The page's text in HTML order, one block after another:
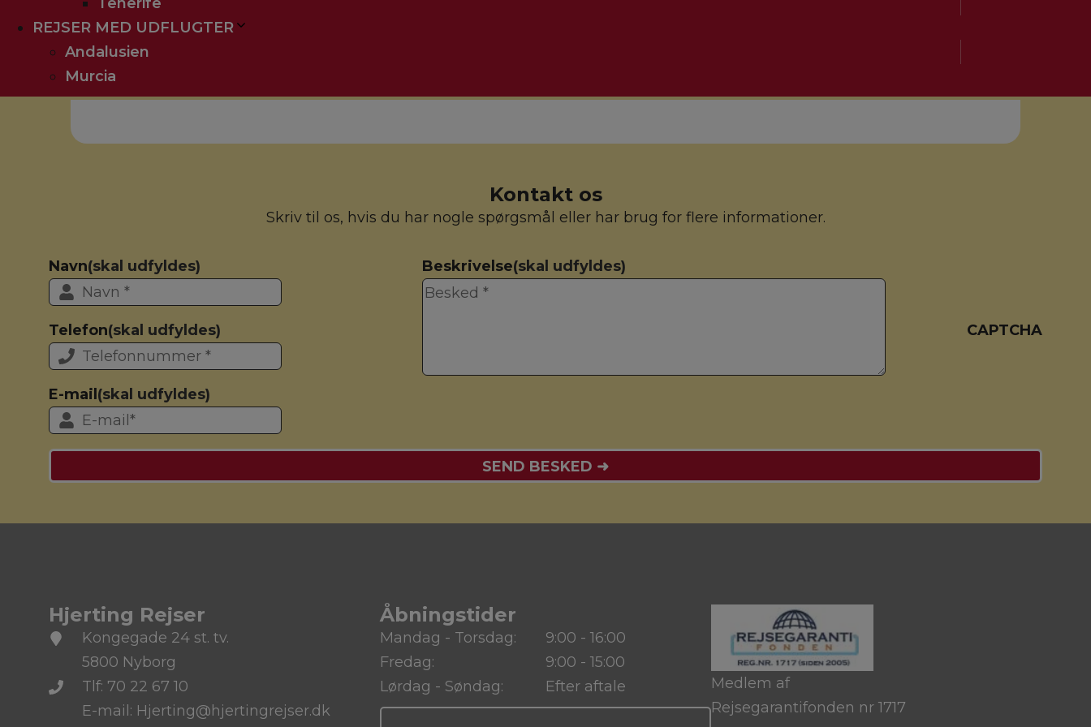
REJSER MED UDFLUGTER
Andalusien
Murcia
Priser er på vej - kontakt os for nærmere information
Kontakt os
Skriv til os, hvis du har nogle spørgsmål eller har brug for flere informationer.
Navn(skal udfyldes)
E-mail (skal udfyldes)
Beskrivelse(skal udfyldes)
Telefon(skal udfyldes) CAPTCHA
Hjerting Rejser
Kongegade 24 st. tv.
5800 Nyborg
Tlf: 70 22 67 10
E-mail: Hjerting@hjertingrejser.dk
Åbningstider
Mandag - Torsdag:
Fredag:
Lørdag - Søndag:
9:00 - 16:00
9:00 - 15:00
Efter aftale
Medlem af
Rejsegarantifonden nr 1717